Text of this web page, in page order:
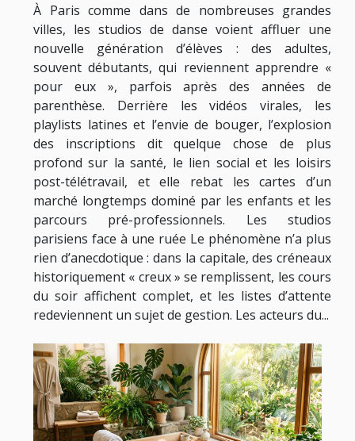
À Paris comme dans de nombreuses grandes
villes, les studios de danse voient affluer une
nouvelle génération d’élèves : des adultes,
souvent débutants, qui reviennent apprendre «
pour eux », parfois après des années de
parenthèse. Derrière les vidéos virales, les
playlists latines et l’envie de bouger, l’explosion
des inscriptions dit quelque chose de plus
profond sur la santé, le lien social et les loisirs
post-télétravail, et elle rebat les cartes d’un
marché longtemps dominé par les enfants et les
parcours pré-professionnels. Les studios
parisiens face à une ruée Le phénomène n’a plus
rien d’anecdotique : dans la capitale, des créneaux
historiquement « creux » se remplissent, les cours
du soir affichent complet, et les listes d’attente
redeviennent un sujet de gestion. Les acteurs du...